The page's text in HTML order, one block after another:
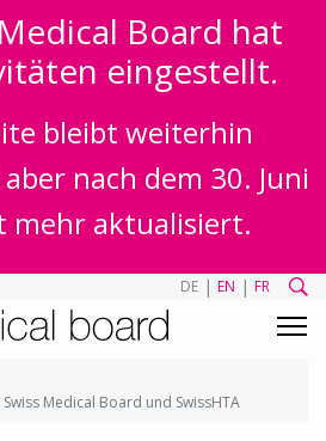
Board hat
eingestellt.
bleibt weiterhin
nach dem 30. Juni
mehr aktualisiert.
DE | EN | FR
Medical Board und SwissHTA